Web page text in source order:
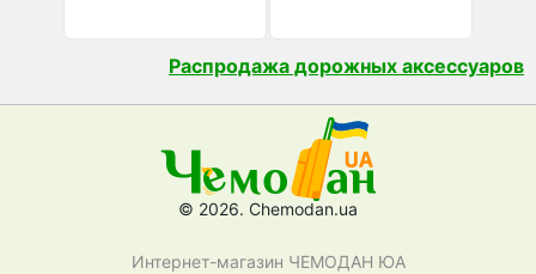
Распродажа дорожных аксессуаров
© 2026. Chemodan.ua
Интернет-магазин ЧЕМОДАН ЮА